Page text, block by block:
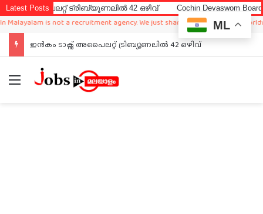
Latest Postsട്രിബ്യൂണലിൽ 42 ഒഴിവ് Cochin Devaswom Board LD
is not a recruitment agency. We just sharing available job in
ഇൻകം ടാക്സ് അപൈലറ്റ് ട്രിബ്യൂണലിൽ 42 ഒഴിവ്
Menu
ML